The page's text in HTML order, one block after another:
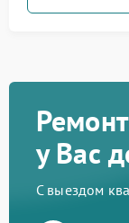
у Вас
С выездом